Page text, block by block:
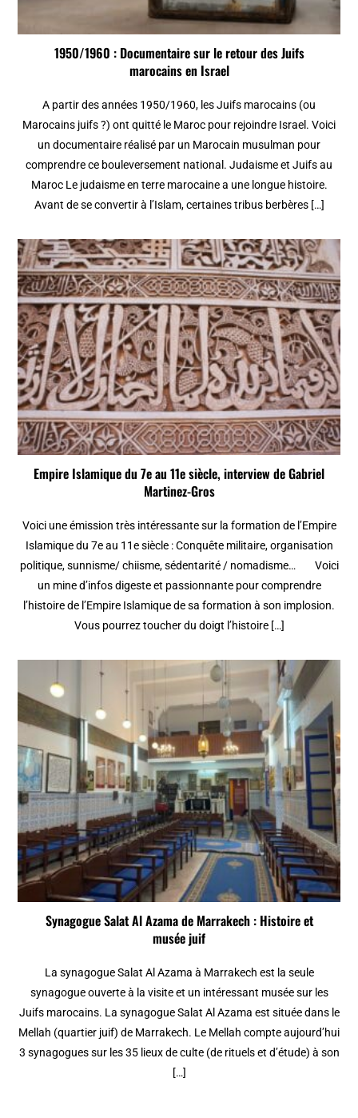
1950/1960 : Documentaire sur le retour des Juifs
marocains en Israel
A partir des années 1950/1960, les Juifs marocains (ou
Marocains juifs ?) ont quitté le Maroc pour rejoindre Israel. Voici
un documentaire réalisé par un Marocain musulman pour
comprendre ce bouleversement national. Judaisme et Juifs au
Maroc Le judaisme en terre marocaine a une longue histoire.
Avant de se convertir à l’Islam, certaines tribus berbères […]
Empire Islamique du 7e au 11e siècle, interview de Gabriel
Martinez-Gros
Voici une émission très intéressante sur la formation de l’Empire
Islamique du 7e au 11e siècle : Conquête militaire, organisation
politique, sunnisme/ chiisme, sédentarité / nomadisme… Voici
un mine d’infos digeste et passionnante pour comprendre
l’histoire de l’Empire Islamique de sa formation à son implosion.
Vous pourrez toucher du doigt l’histoire […]
Synagogue Salat Al Azama de Marrakech : Histoire et
musée juif
La synagogue Salat Al Azama à Marrakech est la seule
synagogue ouverte à la visite et un intéressant musée sur les
Juifs marocains. La synagogue Salat Al Azama est située dans le
Mellah (quartier juif) de Marrakech. Le Mellah compte aujourd’hui
3 synagogues sur les 35 lieux de culte (de rituels et d’étude) à son
[…]